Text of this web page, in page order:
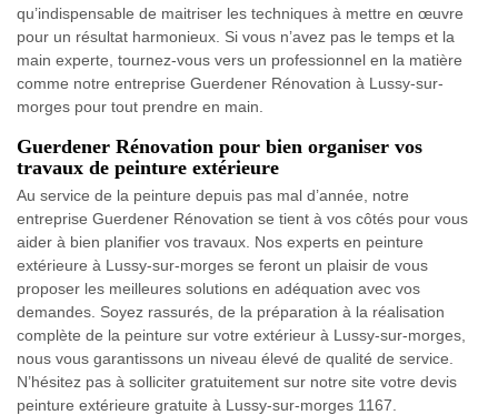
qu’indispensable de maitriser les techniques à mettre en œuvre
pour un résultat harmonieux. Si vous n’avez pas le temps et la
main experte, tournez-vous vers un professionnel en la matière
comme notre entreprise Guerdener Rénovation à Lussy-sur-
morges pour tout prendre en main.
Guerdener Rénovation pour bien organiser vos
travaux de peinture extérieure
Au service de la peinture depuis pas mal d’année, notre
entreprise Guerdener Rénovation se tient à vos côtés pour vous
aider à bien planifier vos travaux. Nos experts en peinture
extérieure à Lussy-sur-morges se feront un plaisir de vous
proposer les meilleures solutions en adéquation avec vos
demandes. Soyez rassurés, de la préparation à la réalisation
complète de la peinture sur votre extérieur à Lussy-sur-morges,
nous vous garantissons un niveau élevé de qualité de service.
N’hésitez pas à solliciter gratuitement sur notre site votre devis
peinture extérieure gratuite à Lussy-sur-morges 1167.